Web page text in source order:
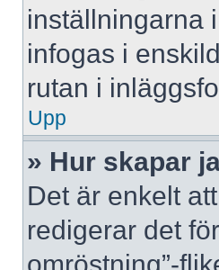
inställningarna
infogas i
rutan i
Upp
» Hur skapar
Det är enkelt
redigerar det